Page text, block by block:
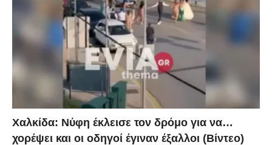
Χαλκίδα: Νύφη έκλεισε τον δρόμο για να…
χορέψει και οι οδηγοί έγιναν έξαλλοι (Βίντεο)